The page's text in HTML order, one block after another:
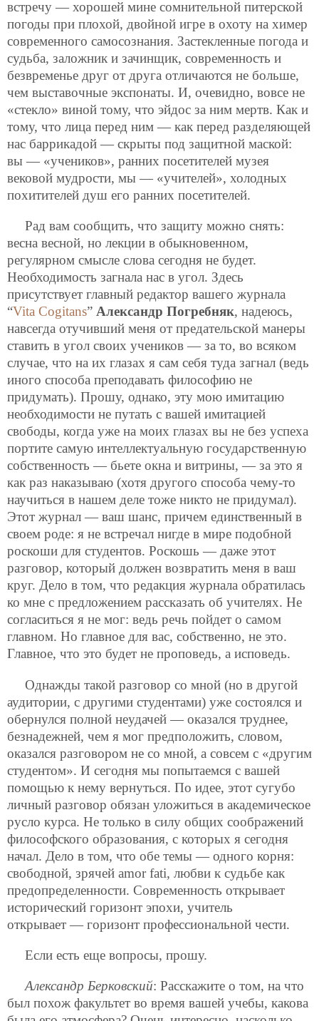
встречу — хорошей мине сомнительной питерской
погоды при плохой, двойной игре в охоту на химер
современного самосознания. Застекленные погода и
судьба, заложник и зачинщик, современность и
безвременье друг от друга отличаются не больше,
чем выставочные экспонаты. И, очевидно, вовсе не
«стекло» виной тому, что эйдос за ним мертв. Как и
тому, что лица перед ним — как перед разделяющей
нас баррикадой — скрыты под защитной маской:
вы — «учеников», ранних посетителей музея
вековой мудрости, мы — «учителей», холодных
похитителей душ его ранних посетителей.
Рад вам сообщить, что защиту можно снять:
весна весной, но лекции в обыкновенном,
регулярном смысле слова сегодня не будет.
Необходимость загнала нас в угол. Здесь
присутствует главный редактор вашего журнала
“Vita Cogitans” Александр Погребняк, надеюсь,
навсегда отучивший меня от предательской манеры
ставить в угол своих учеников — за то, во всяком
случае, что на их глазах я сам себя туда загнал (ведь
иного способа преподавать философию не
придумать). Прошу, однако, эту мою имитацию
необходимости не путать с вашей имитацией
свободы, когда уже на моих глазах вы не без успеха
портите самую интеллектуальную государственную
собственность — бьете окна и витрины, — за это я
как раз наказываю (хотя другого способа чему-то
научиться в нашем деле тоже никто не придумал).
Этот журнал — ваш шанс, причем единственный в
своем роде: я не встречал нигде в мире подобной
роскоши для студентов. Роскошь — даже этот
разговор, который должен возвратить меня в ваш
круг. Дело в том, что редакция журнала обратилась
ко мне с предложением рассказать об учителях. Не
согласиться я не мог: ведь речь пойдет о самом
главном. Но главное для вас, собственно, не это.
Главное, что это будет не проповедь, а исповедь.
Однажды такой разговор со мной (но в другой
аудитории, с другими студентами) уже состоялся и
обернулся полной неудачей — оказался труднее,
безнадежней, чем я мог предположить, словом,
оказался разговором не со мной, а совсем с «другим
студентом». И сегодня мы попытаемся с вашей
помощью к нему вернуться. По идее, этот сугубо
личный разговор обязан уложиться в академическое
русло курса. Не только в силу общих соображений
философского образования, с которых я сегодня
начал. Дело в том, что обе темы — одного корня:
свободной, зрячей amor fati, любви к судьбе как
предопределенности. Современность открывает
исторический горизонт эпохи, учитель
открывает — горизонт профессиональной чести.
Если есть еще вопросы, прошу.
Александр Берковский: Расскажите о том, на что
был похож факультет во время вашей учебы, какова